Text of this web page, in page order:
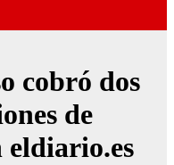
cobró dos
de
eldiario.es